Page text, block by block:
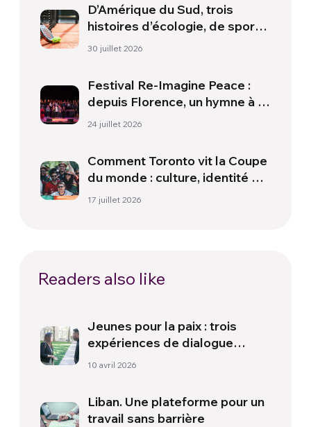
D’Amérique du Sud, trois
histoires d’écologie, de sport
et de santé
30 juillet 2026
Festival Re-Imagine Peace :
depuis Florence, un hymne à la
paix
24 juillet 2026
Comment Toronto vit la Coupe
du monde : culture, identité et
politique hors du terrain
17 juillet 2026
Readers also like
Jeunes pour la paix : trois
expériences de dialogue
interculturel et interreligieux
10 avril 2026
Liban. Une plateforme pour un
travail sans barrière